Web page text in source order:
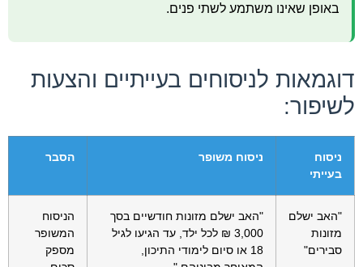
באופן שאינו משתמע לשתי פנים.
דוגמאות לניסוחים בעייתיים והצעות
לשיפור:
ניסוח
בעייתי
ניסוח משופר הסבר
"האב ישלם
מזונות
סבירים"
"האב ישלם מזונות חודשיים בסך
3,000 ₪ לכל ילד, עד הגיעו לגיל
18 או סיום לימודי התיכון,
הניסוח
המשופר
מספק